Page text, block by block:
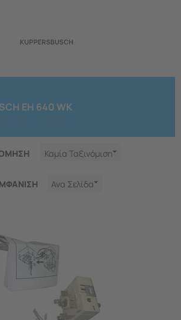
EH 640 WK
Καμία Ταξινόμιση
Ανα Σελίδα